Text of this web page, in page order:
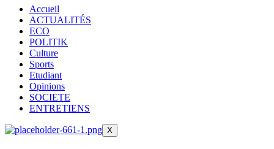
Accueil
ACTUALITÉS
ECO
POLITIK
Culture
Sports
Etudiant
Opinions
SOCIETE
ENTRETIENS
X